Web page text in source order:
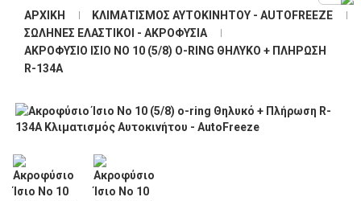
ΑΡΧΙΚΉ
ΚΛΙΜΑΤΙΣΜΌΣ ΑΥΤΟΚΙΝΉΤΟΥ - AUTOFREEZE
ΣΩΛΉΝΕΣ ΕΛΑΣΤΙΚΟΊ - ΑΚΡΟΦΎΣΙΑ
ΑΚΡΟΦΎΣΙΟ ΊΣΙΟ ΝΟ 10 (5/8) O-RING ΘΗΛΥΚΌ + ΠΛΉΡΩΣΗ
R-134A